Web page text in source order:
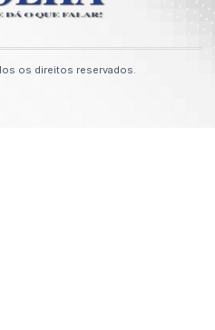
os direitos reservados.